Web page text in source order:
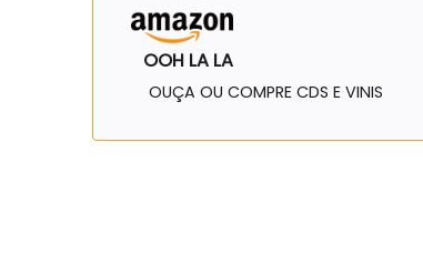
OOH LA LA
OUÇA OU COMPRE CDS E VINIS